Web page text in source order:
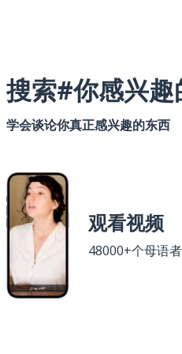
搜索#你感兴趣
学会谈论你真正感兴趣的东西
观看视频
48000+个母语